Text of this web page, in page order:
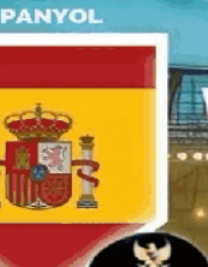
Rapat
Nyatakan Tiada
Di Sumatera Barat
tradisi yang dijaga